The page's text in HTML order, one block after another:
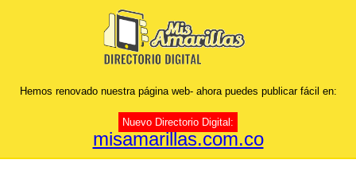
Hemos renovado nuestra página web- ahora puedes publicar fácil en:
Nuevo Directorio Digital:
misamarillas.com.co